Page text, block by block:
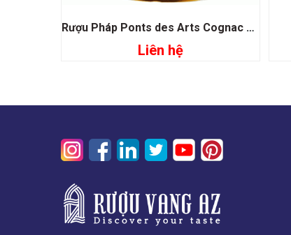
Đọc tiếp
Rượu Pháp Ponts des Arts Cognac XO Infinity Fine Champagne
Liên hệ